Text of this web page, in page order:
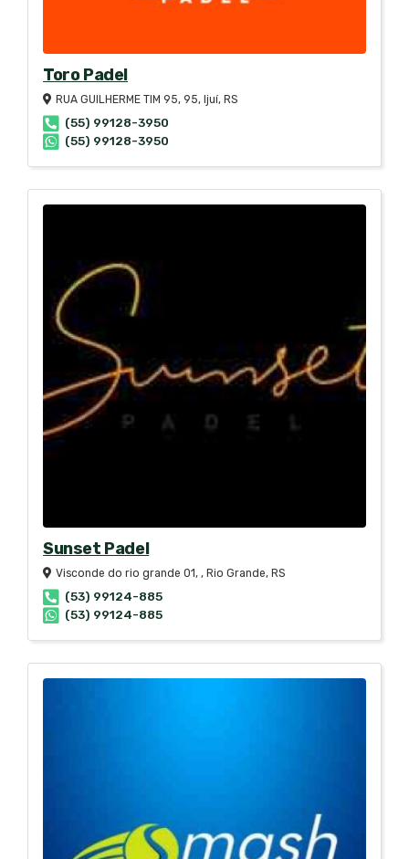
Toro Padel
RUA GUILHERME TIM 95, 95, Ijuí, RS
(55) 99128-3950
(55) 99128-3950
Sunset Padel
Visconde do rio grande 01, , Rio Grande, RS
(53) 99124-885
(53) 99124-885